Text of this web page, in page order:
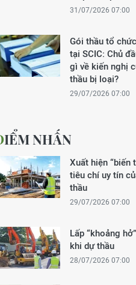
31/07/2026 07:00
Gói thầu tổ
tại SCIC: Chủ
gì về kiến nghị
thầu bị loại?
29/07/2026 07:00
ĐIỂM NHẤN
Xuất hiện “biến
tiêu chí uy tín
thầu
29/07/2026 07:00
Lấp “khoảng
khi dự thầu
28/07/2026 07:00